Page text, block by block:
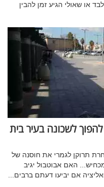
או שאולי הגיע זמן להבין
לשכונה בעיר בית
תרוקן לגמרי את חוסנה של
האם אבוטבול יגיב
אם יביעו דעתם ברבים...